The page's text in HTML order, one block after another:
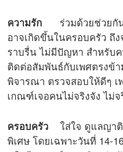
ความรัก
ร่วมด้วยช่วยกั
อาจเกิดขึ้นในครอบครัว ถึ
ราบรื่น ไม่มีปัญหา สำหรับ
ติดต่อสัมพันธ์กับเพศตรงข้า
พิจารณา ตรวจสอบให้ดีๆ เ
เกณฑ์เจอคนไม่จริงจัง ไม่จ
ครอบครัว ใส่ใจ ดูแลญา
พิเศษ โดยเฉพาะวันที่ 14-